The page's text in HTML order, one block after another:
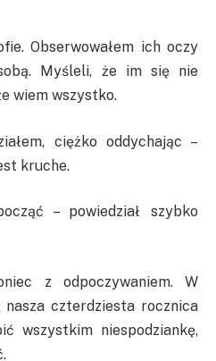
Obserwowałem ich oczy
Myśleli, że im się nie
wiem wszystko.
ciężko oddychając –
kruche.
– powiedział szybko
z odpoczywaniem. W
czterdziesta rocznica
wszystkim niespodziankę,